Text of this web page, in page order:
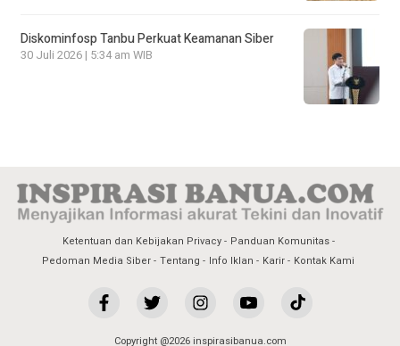
Diskominfosp Tanbu Perkuat Keamanan Siber
30 Juli 2026 | 5:34 am WIB
Ketentuan dan Kebijakan Privacy
Panduan Komunitas
Pedoman Media Siber Tentang Info Iklan Karir Kontak Kami
Copyright @2026 inspirasibanua.com